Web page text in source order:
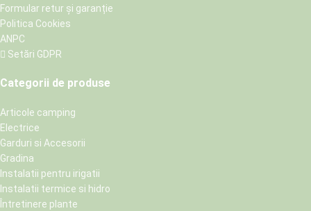
Formular retur și garanție
Politica Cookies
ANPC
Setări GDPR
Categorii de produse
Articole camping
Electrice
Garduri si Accesorii
Gradina
Instalatii pentru irigatii
Instalatii termice si hidro
Întretinere plante